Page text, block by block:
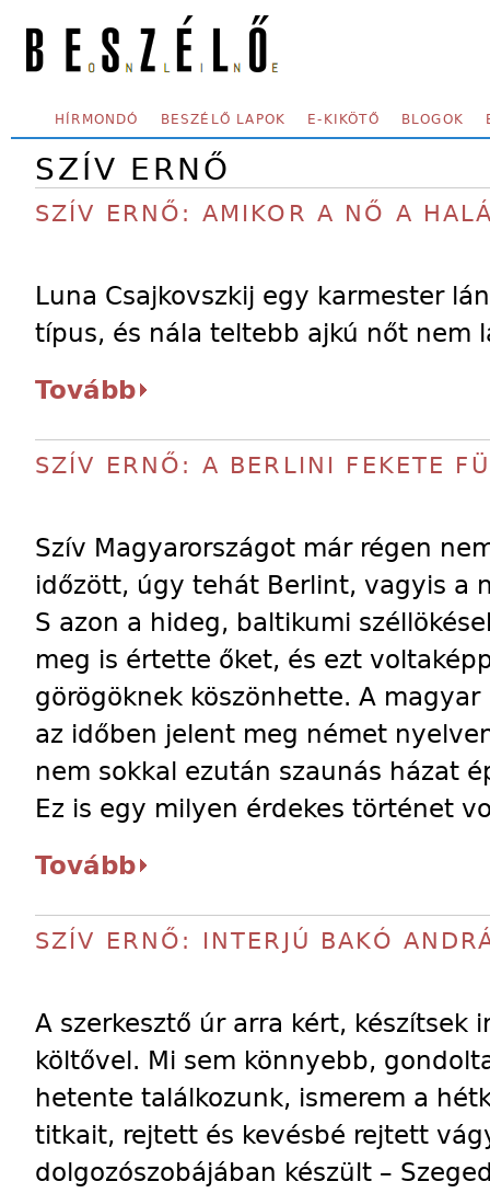
SECONDARY MENU
HÍRMONDÓ BESZÉLŐ LAPOK E-KIKÖTŐ BLOGOK
SZÍV ERNŐ
SZÍV ERNŐ: AMIKOR A NŐ A
Luna Csajkovszkij egy karmester
típus, és nála teltebb ajkú nőt nem
Tovább
SZÍV ERNŐ: A BERLINI FEKETE
Szív Magyarországot már régen
időzött, úgy tehát Berlint, vagyis a
S azon a hideg, baltikumi
meg is értette őket, és ezt
görögöknek köszönhette. A
az időben jelent meg német
nem sokkal ezután szaunás házat
Ez is egy milyen érdekes történet
Tovább
SZÍV ERNŐ: INTERJÚ BAKÓ
A szerkesztő úr arra kért, készítsek
költővel. Mi sem könnyebb,
hetente találkozunk, ismerem a
titkait, rejtett és kevésbé rejtett
dolgozószobájában készült –